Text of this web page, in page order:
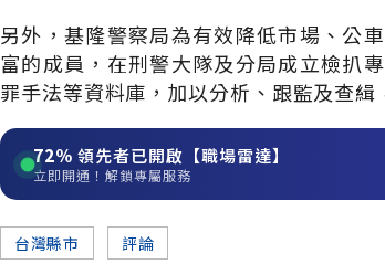
另外，基隆警察局為有效降低市場、公
富的成員，在刑警大隊及分局成立檢扒
罪手法等資料庫，加以分析、跟監及查緝
72% 領先者已開啟【職場雷達】
立即開通！解鎖專屬服務
台灣縣市 評論